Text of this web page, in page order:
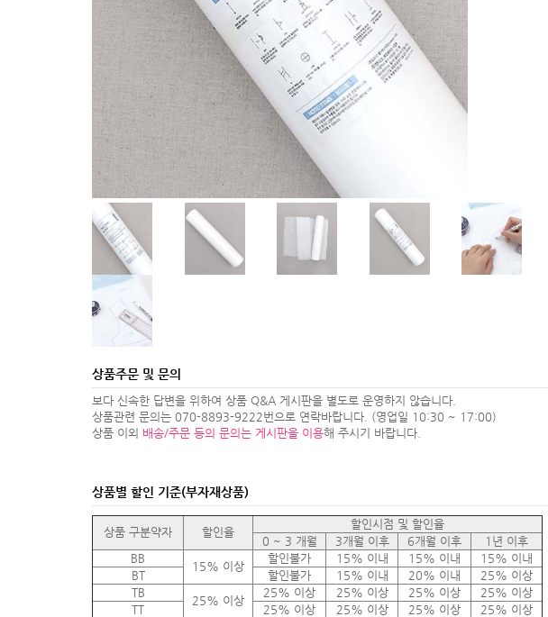
상품주문 및 문의
보다 신속한 답변을 위하여 상품 Q&A 게시판을 별도로 운영하지 않습니다.
상품관련 문의는 070-8893-9222번으로 연락바랍니다. (영업일 10:30 ~ 17:00)
상품 이외 배송/주문 등의 문의는 게시판을 이용해 주시기 바랍니다.
상품별 할인 기준(부자재상품)
상품 구분약자 할인율
할인시점 및 할인율
0 ~ 3 개월
3개월 이후 6개월 이후
1년 이후
BB
15% 이상
할인불가 15% 이내 15% 이내
15% 이내
BT
할인불가 15% 이내 20% 이내
25% 이상
TB
25% 이상
25% 이상 25% 이상 25% 이상
25% 이상
TT
25% 이상 25% 이상 25% 이상
25% 이상